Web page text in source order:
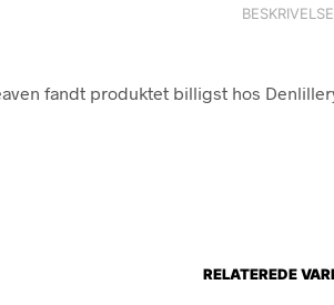
BESKRIVELSE
fandt produktet billigst hos
RELATEREDE